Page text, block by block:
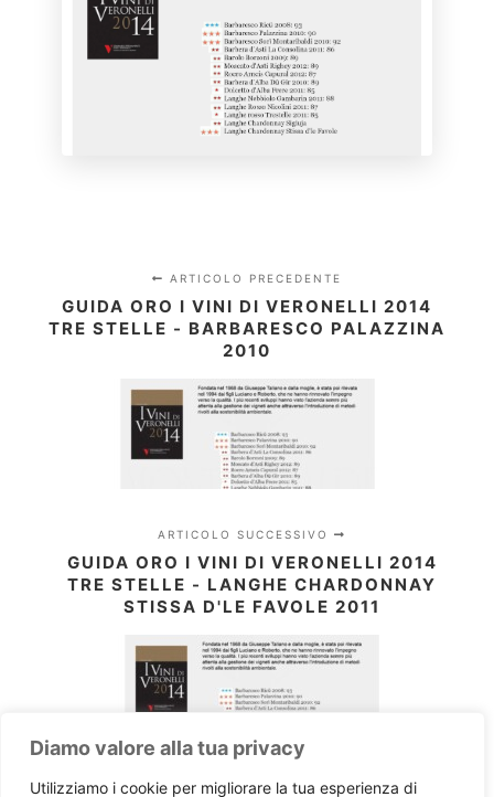
Diamo valore alla tua privacy
Utilizziamo i cookie per migliorare la tua esperienza di
ARTICOLO PRECEDENTE
GUIDA ORO I VINI DI VERONELLI 2014
TRE STELLE - BARBARESCO PALAZZINA
2010
ARTICOLO SUCCESSIVO
GUIDA ORO I VINI DI VERONELLI 2014
TRE STELLE - LANGHE CHARDONNAY
STISSA D'LE FAVOLE 2011